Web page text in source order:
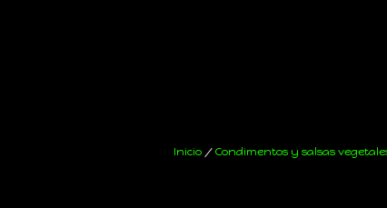
Inicio/ Condimentos y salsas